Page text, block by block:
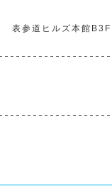
表参道ヒルズ本館